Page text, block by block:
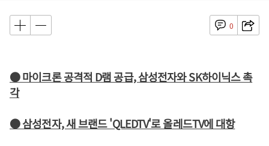
0
● 마이크론 공격적 D램 공급, 삼성전자와 SK하이닉스 촉
각
● 삼성전자, 새 브랜드 'QLEDTV'로 올레드TV에 대항